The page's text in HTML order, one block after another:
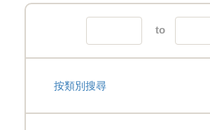
to
按類別搜尋